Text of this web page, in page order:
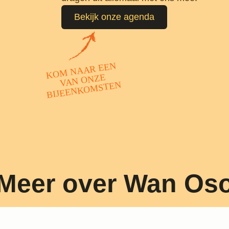
Bekijk onze agenda
KOM NAAR EEN
VAN ONZE
BIJEENKOMSTEN
over Wan